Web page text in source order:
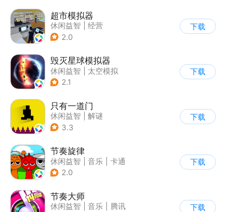
超市模拟器
休闲益智
经营
| 文字游戏
2.0
下载
毁灭星球模拟器
休闲益智
太空模拟
| 太空
2.1
下载
只有一道门
休闲益智
解谜
| 像素风
3.3
下载
节奏旋律
休闲益智 音乐
卡通
2.0
下载
节奏大师
休闲益智 音乐
腾讯
下载